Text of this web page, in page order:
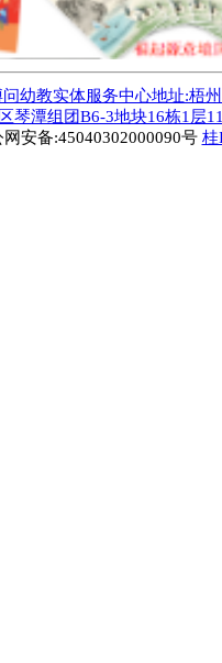
幼教实体服务中心地址:梧
琴潭组团B6-3地块16栋1层
网安备:45040302000090号 桂